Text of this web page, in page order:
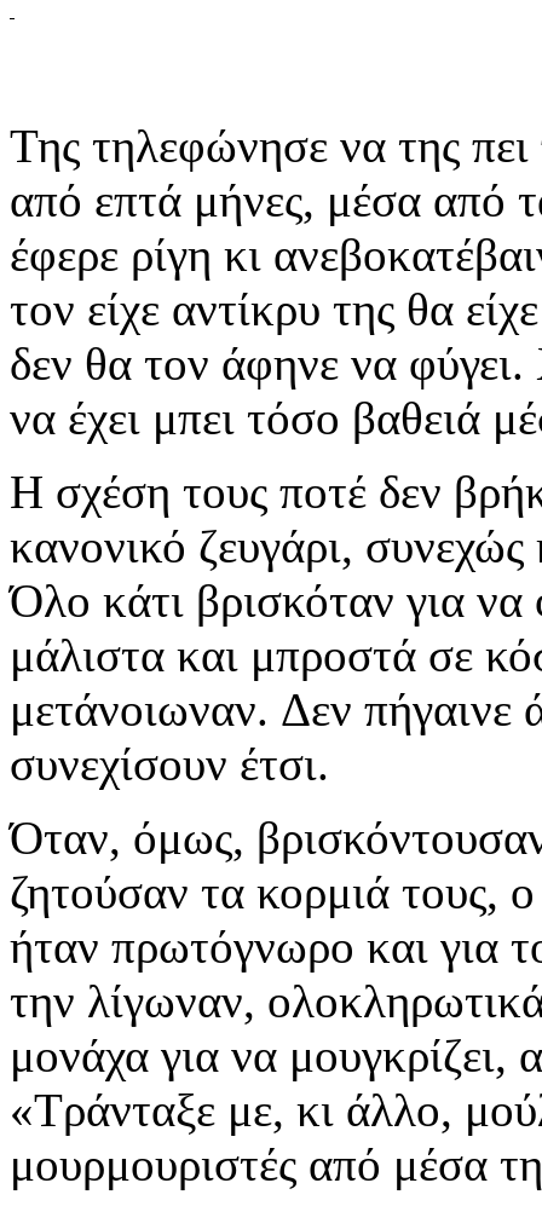
Της τηλεφώνησε να της
από επτά μήνες, μέσα από
έφερε ρίγη κι
τον είχε αντίκρυ της θα
δεν θα τον άφηνε να φύγει.
να έχει μπει τόσο βαθειά
Η σχέση τους ποτέ δεν
κανονικό ζευγάρι,
Όλο κάτι βρισκόταν για
μάλιστα και μπροστά σε
μετάνοιωναν. Δεν πήγαινε
συνεχίσουν έτσι.
Όταν, όμως,
ζητούσαν τα κορμιά τους,
ήταν πρωτόγνωρο και για
την λίγωναν,
μονάχα για να μουγκρίζει,
«Τράνταξε με, κι άλλο,
μουρμουριστές από μέσα